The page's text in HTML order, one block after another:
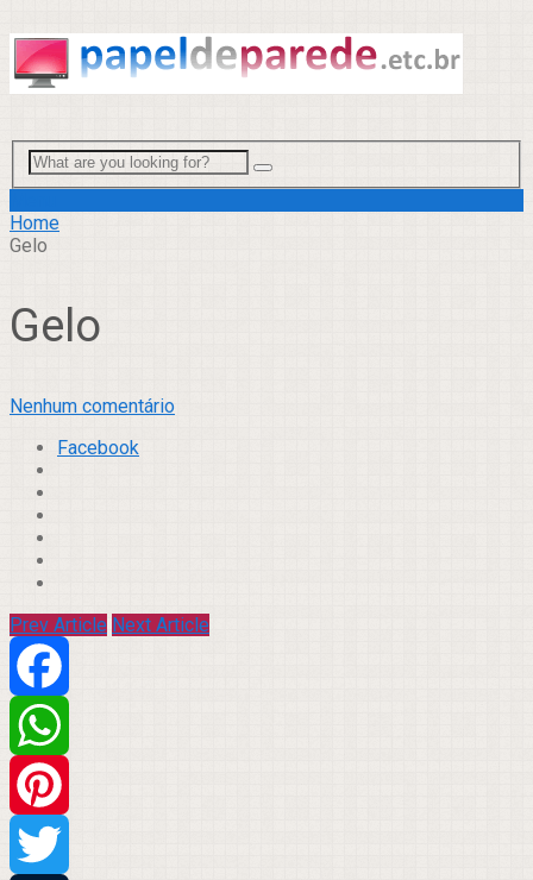
Home
Gelo
Gelo
Nenhum comentário
Facebook
Prev Article Next Article
Facebook
WhatsApp
Pinterest